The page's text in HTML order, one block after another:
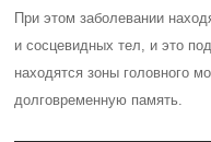
При этом заболевании
и сосцевидных тел, и это
находятся зоны головного
долговременную память.